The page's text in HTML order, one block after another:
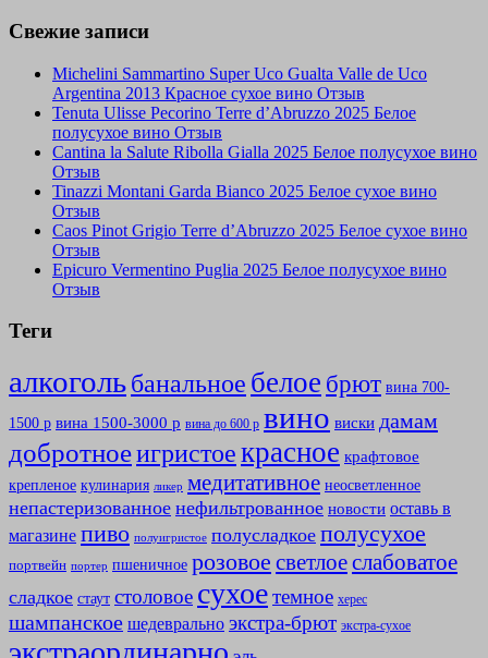
Свежие записи
Michelini Sammartino Super Uco Gualta Valle de Uco
Argentina 2013 Красное сухое вино Отзыв
Tenuta Ulisse Pecorino Terre d’Abruzzo 2025 Белое
полусухое вино Отзыв
Cantina la Salute Ribolla Gialla 2025 Белое полусухое вино
Отзыв
Tinazzi Montani Garda Bianco 2025 Белое сухое вино
Отзыв
Caos Pinot Grigio Terre d’Abruzzo 2025 Белое сухое вино
Отзыв
Epicuro Vermentino Puglia 2025 Белое полусухое вино
Отзыв
Теги
алкогольбанальное белое брют вина 700-
1500 р вина 1500-3000 р вина до 600 р вино виски дамам
добротноеигристоекрасное крафтовое
крепленое кулинария ликер медитативное неосветленное
непастеризованное нефильтрованное новости оставь в
магазине пиво полуигристое полусладкое полусухое
портвейн портер пшеничное розовое светлоеслабоватое
сладкое стаут столовое сухоетемное херес
шампанское шедеврально экстра-брют экстра-сухое